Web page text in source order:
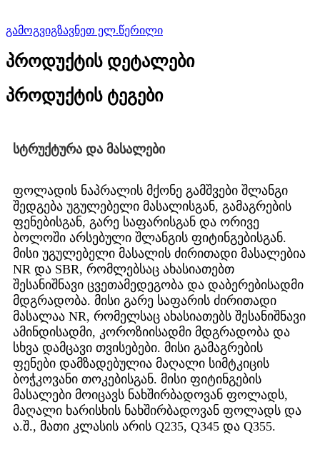
გამოგვიგზავნეთ ელ.წერილი
პროდუქტის დეტალები
პროდუქტის ტეგები
სტრუქტურა და მასალები
ფოლადის ნაპრალის მქონე გამშვები შლანგი
შედგება უგულებელი მასალისგან, გამაგრების
ფენებისგან, გარე საფარისგან და ორივე
ბოლოში არსებული შლანგის ფიტინგებისგან.
მისი უგულებელი მასალის ძირითადი მასალებია
NR და SBR, რომლებსაც ახასიათებთ
შესანიშნავი ცვეთამედეგობა და დაბერებისადმი
მდგრადობა. მისი გარე საფარის ძირითადი
მასალაა NR, რომელსაც ახასიათებს შესანიშნავი
ამინდისადმი, კოროზიისადმი მდგრადობა და
სხვა დამცავი თვისებები. მისი გამაგრების
ფენები დამზადებულია მაღალი სიმტკიცის
ბოჭკოვანი თოკებისგან. მისი ფიტინგების
მასალები მოიცავს ნახშირბადოვან ფოლადს,
მაღალი ხარისხის ნახშირბადოვან ფოლადს და
ა.შ., მათი კლასის არის Q235, Q345 და Q355.